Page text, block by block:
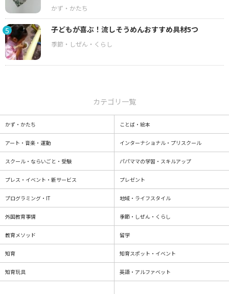
5 子どもが喜ぶ！流しそうめんおすすめ具材5つ
カテゴリ一覧
かず・かたち ことば・絵本
アート・音楽・運動 インターナショナル・プリスクール
スクール・ならいごと・受験 パパママの学習・スキルアップ
プレス・イベント・新サービス プレゼント
プログラミング・IT 地域・ライフスタイル
外国教育事情 季節・しぜん・くらし
教育メソッド 留学
知育 知育スポット・イベント
知育玩具 英語・アルファベット